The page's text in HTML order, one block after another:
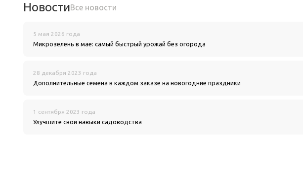
НовостиВсе новости
5 мая 2026 года
Микрозелень в мае: самый быстрый урожай без огорода
28 декабря 2023 года
Дополнительные семена в каждом заказе на новогодние праздники
1 сентября 2023 года
Улучшите свои навыки садоводства